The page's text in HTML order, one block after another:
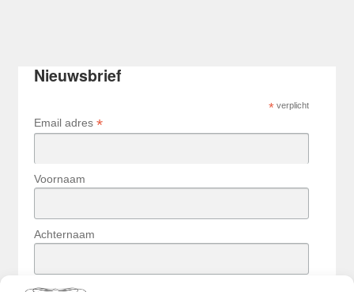
Nieuwsbrief
*verplicht
Email adres *
Voornaam
Achternaam